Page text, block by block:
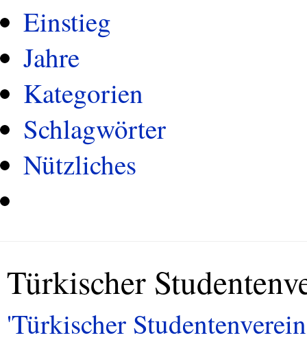
Einstieg
Jahre
Kategorien
Schlagwörter
Nützliches
Türkischer
'Türkischer